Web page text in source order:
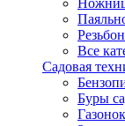
Все
Садовая
Буры